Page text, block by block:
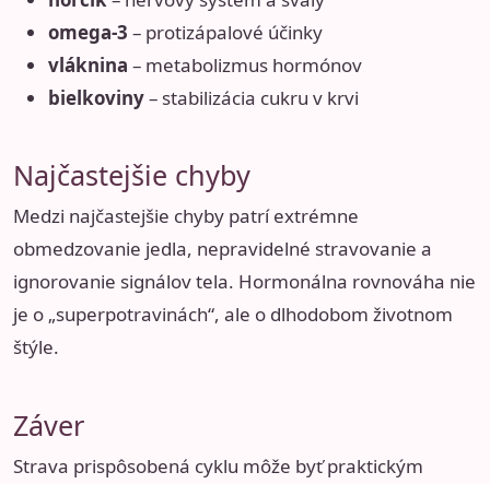
omega-3 – protizápalové účinky
vláknina – metabolizmus hormónov
bielkoviny– stabilizácia cukru v krvi
Najčastejšie chyby
Medzi najčastejšie chyby patrí extrémne
obmedzovanie jedla, nepravidelné stravovanie a
ignorovanie signálov tela. Hormonálna rovnováha nie
je o „superpotravinách“, ale o dlhodobom životnom
štýle.
Záver
Strava prispôsobená cyklu môže byť praktickým